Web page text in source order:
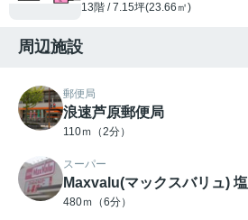
13階 / 7.15坪(23.66㎡)
周辺施設
郵便局
浪速芦原郵便局
110ｍ（2分）
スーパー
Maxvalu(マックスバリュ)
480ｍ（6分）